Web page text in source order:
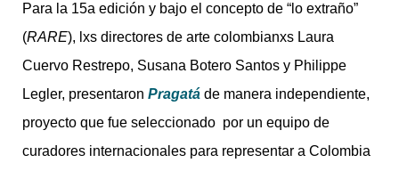
Para la 15a edición y bajo el concepto de “lo extraño”
(RARE), lxs directores de arte colombianxs Laura
Cuervo Restrepo, Susana Botero Santos y Philippe
Legler, presentaron Pragatá de manera independiente,
proyecto que fue seleccionado por un equipo de
curadores internacionales para representar a Colombia